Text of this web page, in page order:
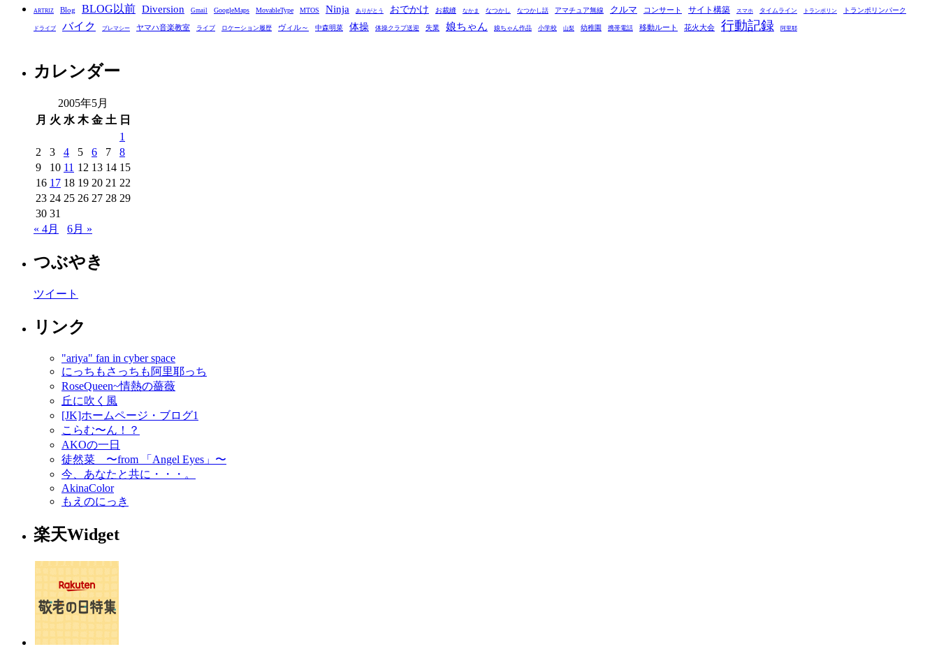
ゴ
リ
ARTRIZ Blog BLOG以前 Diversion Gmail GoogleMaps MovableType MTOS Ninja ありがとう おでかけ お裁縫 なかま なつかし なつかし話 アマチュア無線 クルマ コンサート サイト構築 スマホ タイムライン トランポリン トランポリンパーク
ドライブ バイク プレマシー ヤマハ音楽教室 ライブ ロケーション履歴 ヴィル～ 中森明菜 体操 体操クラブ送迎 失業 娘ちゃん 娘ちゃん作品 小学校 山梨 幼稚園 携帯電話 移動ルート 花火大会 行動記録 阿里耶
カレンダー
2005年5月
月 火 水 木 金 土 日
1
2
3 4 5 6 7
8
9
10 11 12 13 14 15
16 17 18 19 20 21 22
23 24 25 26 27 28 29
30 31
« 4月
6月 »
つぶやき
ツイート
リンク
"ariya" fan in cyber space
にっちもさっちも阿里耶っち
RoseQueen~情熱の薔薇
丘に吹く風
[JK]ホームページ・ブログ1
こらむ〜ん！？
AKOの一日
徒然菜 〜from 「Angel Eyes」〜
今、あなたと共に・・・。
AkinaColor
もえのにっき
楽天Widget